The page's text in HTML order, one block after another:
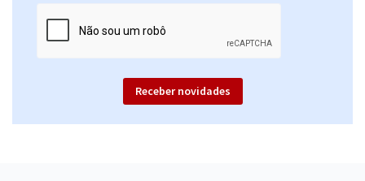
Receber novidades